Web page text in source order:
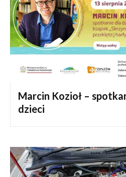
Marcin Kozioł –
dzieci